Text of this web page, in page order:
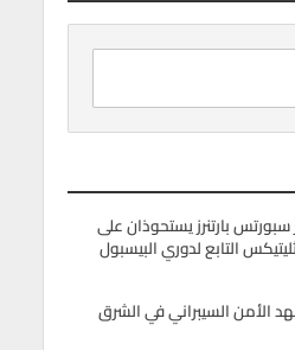
بارتنرز يستحوذان على
التابع لدوري البيسبول
الأمن السيبراني في الشرق